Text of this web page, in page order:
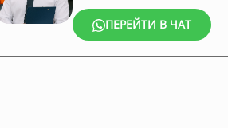
ПЕРЕЙТИ В ЧАТ